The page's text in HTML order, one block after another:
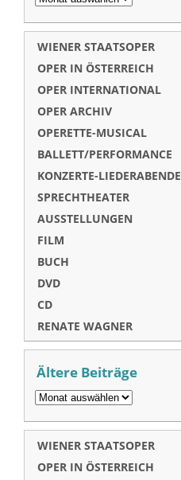
WIENER STAATSOPER
OPER IN ÖSTERREICH
OPER INTERNATIONAL
OPER ARCHIV
OPERETTE-MUSICAL
BALLETT/PERFORMANCE
KONZERTE-LIEDERABENDE
SPRECHTHEATER
AUSSTELLUNGEN
FILM
BUCH
DVD
CD
RENATE WAGNER
Ältere Beiträge
WIENER STAATSOPER
OPER IN ÖSTERREICH